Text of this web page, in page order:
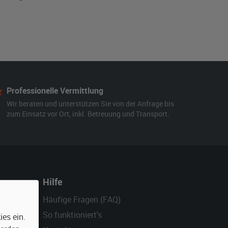
Professionelle Vermittlung
Wir beraten und unterstützen Sie von der Anfrage bis
zum Einsatz vor Ort, inkl. Betreuung und Transport.
Hilfe
Häufige Fragen (FAQ)
So funktioniert's
ein.